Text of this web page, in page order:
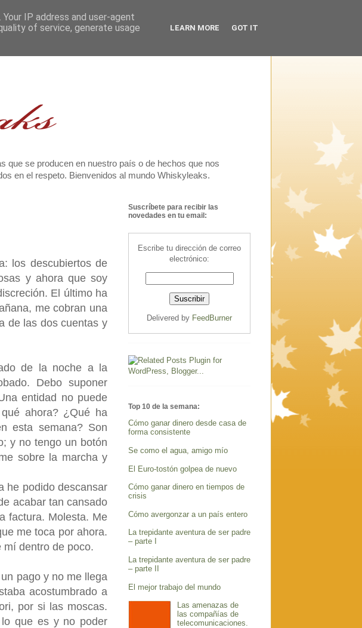
que se producen en nuestro país o de hechos que nos
en el respeto. Bienvenidos al mundo Whiskyleaks.
los descubiertos de
y ahora que soy
El último ha
me cobran una
de las dos cuentas y
de la noche a la
Debo suponer
entidad no puede
ahora? ¿Qué ha
esta semana? Son
y no tengo un botón
sobre la marcha y
he podido descansar
acabar tan cansado
factura. Molesta. Me
me toca por ahora.
mí dentro de poco.
pago y no me llega
acostumbrado a
por si las moscas.
que es y no poder
Suscríbete para recibir las
novedades en tu email:
Escribe tu dirección de correo
electrónico:
Delivered by FeedBurner
Top 10 de la semana:
Cómo ganar dinero desde casa de
forma consistente
Se como el agua, amigo mío
El Euro-tostón golpea de nuevo
Cómo ganar dinero en tiempos de
crisis
Cómo avergonzar a un país entero
La trepidante aventura de ser padre
– parte I
La trepidante aventura de ser padre
– parte II
El mejor trabajo del mundo
Las amenazas de
las compañías de
telecomunicaciones.
IP address and user-agent
of service, generate usage
LEARN MORE GOT IT